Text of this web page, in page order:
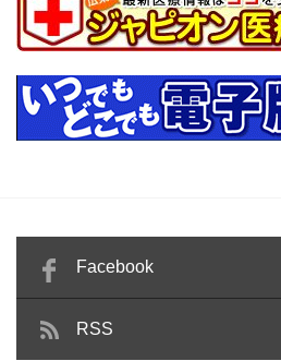
Facebook
RSS